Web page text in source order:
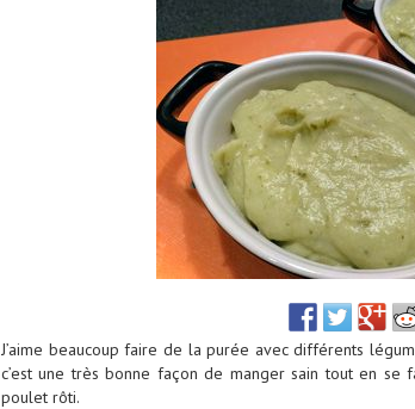
J’aime beaucoup faire de la purée avec différents
c’est une très bonne façon de manger sain tout en se
poulet rôti.